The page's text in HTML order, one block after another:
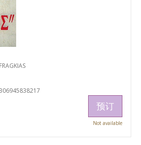
预订
Not available